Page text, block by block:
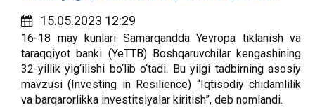
15.05.2023 12:29
16-18 may kunlari Samarqandda Yevropa tiklanish va
taraqqiyot banki (YeTTB) Boshqaruvchilar kengashining
32-yillik yig‘ilishi bo‘lib o‘tadi. Bu yilgi tadbirning asosiy
mavzusi (Investing in Resilience) “Iqtisodiy chidamlilik
va barqarorlikka investitsiyalar kiritish”, deb nomlandi.